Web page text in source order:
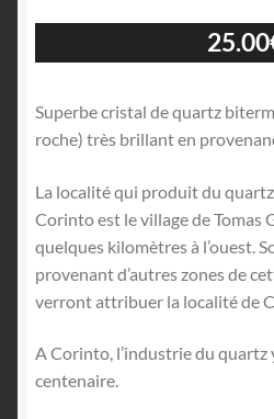
25.00
Superbe cristal de quartz
roche) très brillant en
La localité qui produit du
Corinto est le village de Tomas
quelques kilomètres à l’ouest.
provenant d’autres zones de
verront attribuer la localité de
A Corinto, l’industrie du quartz
centenaire.